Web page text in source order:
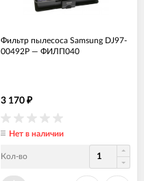
Фильтр пылесоса Samsung DJ97-
00492P — ФИЛП040
3 170 ₽
Нет в наличии
Кол-во